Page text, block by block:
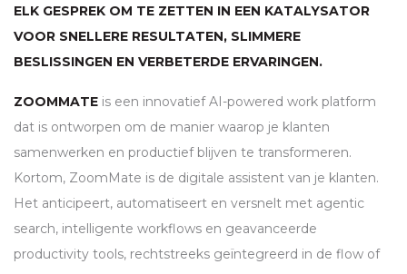
ELK GESPREK OM TE ZETTEN IN EEN KATALYSATOR
VOOR SNELLERE RESULTATEN, SLIMMERE
BESLISSINGEN EN VERBETERDE ERVARINGEN.
ZOOMMATE is een innovatief AI-powered work platform
dat is ontworpen om de manier waarop je klanten
samenwerken en productief blijven te transformeren.
Kortom, ZoomMate is de digitale assistent van je klanten.
Het anticipeert, automatiseert en versnelt met agentic
search, intelligente workflows en geavanceerde
productivity tools, rechtstreeks geïntegreerd in de flow of